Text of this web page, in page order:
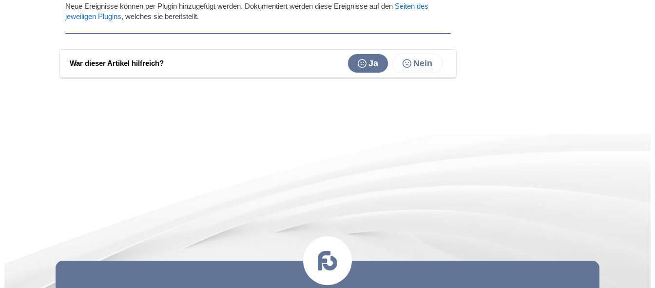
Neue Ereignisse können per Plugin hinzugefügt werden. Dokumentiert werden diese Ereignisse auf den Seiten des
jeweiligen Plugins, welches sie bereitstellt.
War dieser Artikel hilfreich? Nein
Ja